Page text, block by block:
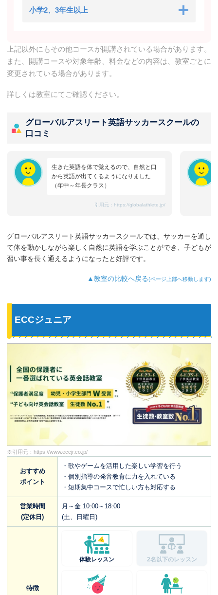
小学2、3年生以上
上記以外にもその他コースが開講されている場合があります。
また、開講コースや対象年齢、料金などの内容は、教室ごとに
変更されている場合があります。
詳しくは教室にてご確認ください。
グローバルアスリート英語サッカースクールの
口コミ
生きた英語を体で覚えるので、自然と口
から英語が出てくるようになりました
（年中～年長クラス）
引用元： https://globalathlete.jp/
グローバルアスリート英語サッカースクールでは、サッカーを通し
て体を動かしながら楽しく自然に英語を学ぶことができ、子どもが
習い事を長く通えるようになったと好評です。
▲教室の比較へ戻る(ページ上部へ移動します)
ECCジュニア
※引用元： https://www.eccjr.co.jp/
おすすめ
ポイント
・歌やゲームを活用した楽しい学習を行う
・個別指導の発音教育に力を入れている
・短期集中コースで忙しい方も対応する
営業時間
(定休日)
月～金 10:00～18:00
(土、日曜日)
特徴
体験レッスン 2名以下のレッスン